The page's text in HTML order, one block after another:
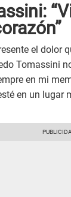
el dolor
Tomassini
en mi
en un lugar